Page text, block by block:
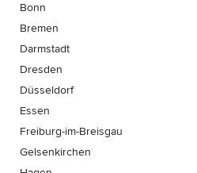
Bonn
Bremen
Darmstadt
Dresden
Düsseldorf
Essen
Freiburg-im-Breisgau
Gelsenkirchen